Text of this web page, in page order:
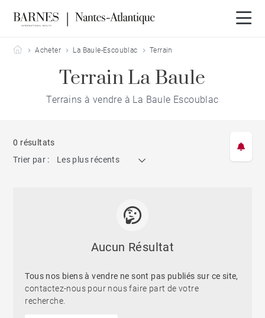
Barnes Nantes-Atlantique
Acheter La Baule-Escoublac Terrain
Terrain La Baule
Terrains à vendre à La Baule Escoublac
0 résultats
Trier par :
Les plus récents
Aucun Résultat
Tous nos biens à vendre ne sont pas publiés sur ce site,
contactez-nous pour nous faire part de votre
recherche.